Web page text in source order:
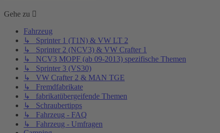
Gehe zu
Fahrzeug
↳ Sprinter 1 (T1N) & VW LT 2
↳ Sprinter 2 (NCV3) & VW Crafter 1
↳ NCV3 MOPF (ab 09-2013) spezifische Themen
↳ Sprinter 3 (VS30)
↳ VW Crafter 2 & MAN TGE
↳ Fremdfabrikate
↳ fabrikatübergeifende Themen
↳ Schraubertipps
↳ Fahrzeug - FAQ
↳ Fahrzeug - Umfragen